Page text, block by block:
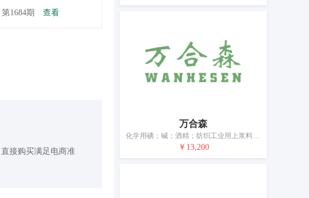
第1684期 查看
接购买满足电商准
万合森
化学用碘；碱；酒精；纺织工业用上浆料；刹车液；除杀真菌剂、除草剂、杀虫剂、杀寄生虫剂外的农业化学品；生物化学催化剂；摄影用化学制剂；食物防腐用化学品；工业用黏合剂
￥13,200